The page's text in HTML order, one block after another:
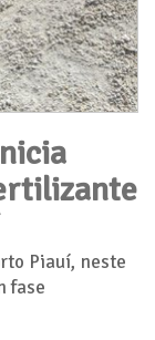
Piauí, neste
fase